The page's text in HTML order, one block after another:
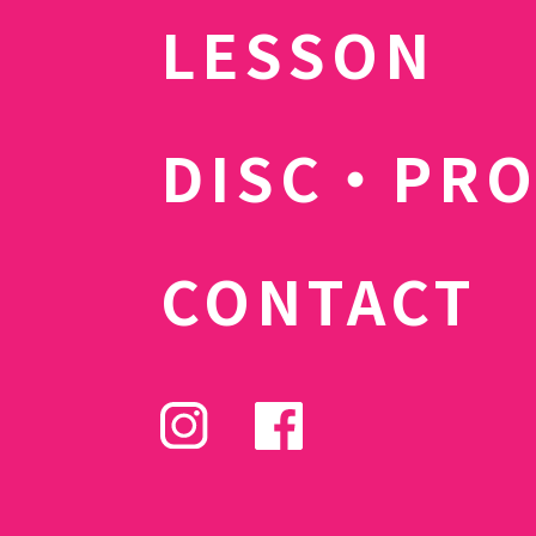
LESSON
DISC・
CONTACT